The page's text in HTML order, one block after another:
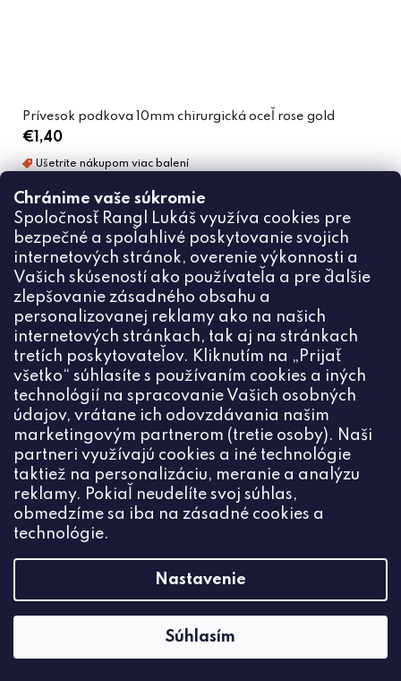
Chránime vaše súkromie
Spoločnosť Rangl Lukáš využíva cookies pre
bezpečné a spoľahlivé poskytovanie svojich
internetových stránok, overenie výkonnosti a
Vašich skúseností ako používateľa a pre ďalšie
zlepšovanie zásadného obsahu a
personalizovanej reklamy ako na našich
internetových stránkach, tak aj na stránkach
tretích poskytovateľov. Kliknutím na „Prijať
všetko“ súhlasíte s používaním cookies a iných
technológií na spracovanie Vašich osobných
údajov, vrátane ich odovzdávania našim
marketingovým partnerom (tretie osoby). Naši
partneri využívajú cookies a iné technológie
taktiež na personalizáciu, meranie a analýzu
reklamy. Pokiaľ neudelíte svoj súhlas,
obmedzíme sa iba na zásadné cookies a
technológie.
Nastavenie
Súhlasím
Prívesok podkova 10mm chirurgická oceľ rose gold
€1,40
Prívesok ruka Fatima 10mm chirurgická oceľ